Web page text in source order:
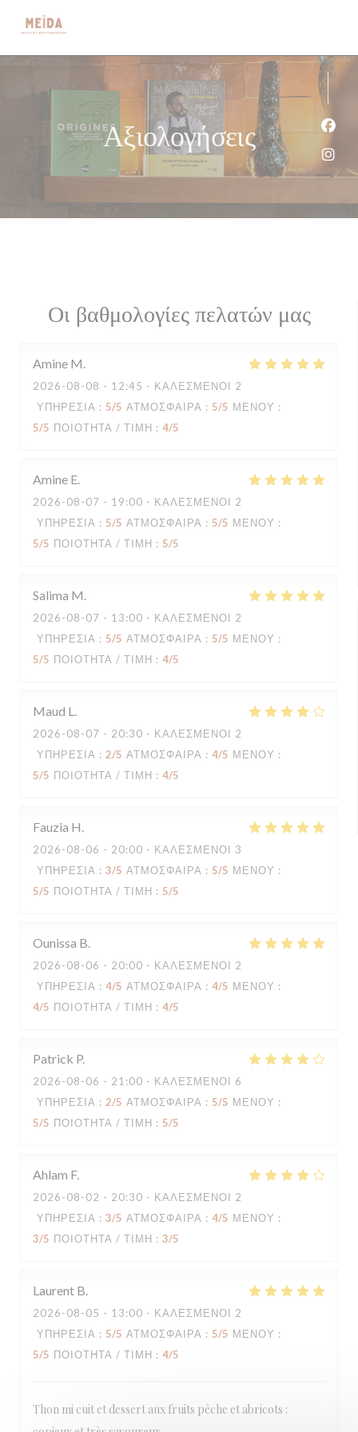
Αξιολογήσεις
Οι βαθμολογίες πελατών μας
Amine M
2026-08-08 - 12:45 - ΚΑΛΕΣΜΈΝΟΙ 2
ΥΠΗΡΕΣΊΑ : 5/5 ΑΤΜΌΣΦΑΙΡΑ : 5/5 ΜΕΝΟΎ :
5/5 ΠΟΙΌΤΗΤΑ / ΤΙΜΉ : 4/5
Amine E
2026-08-07 - 19:00 - ΚΑΛΕΣΜΈΝΟΙ 2
ΥΠΗΡΕΣΊΑ : 5/5 ΑΤΜΌΣΦΑΙΡΑ : 5/5 ΜΕΝΟΎ :
5/5 ΠΟΙΌΤΗΤΑ / ΤΙΜΉ : 5/5
Salima M
2026-08-07 - 13:00 - ΚΑΛΕΣΜΈΝΟΙ 2
ΥΠΗΡΕΣΊΑ : 5/5 ΑΤΜΌΣΦΑΙΡΑ : 5/5 ΜΕΝΟΎ :
5/5 ΠΟΙΌΤΗΤΑ / ΤΙΜΉ : 4/5
Maud L
2026-08-07 - 20:30 - ΚΑΛΕΣΜΈΝΟΙ 2
ΥΠΗΡΕΣΊΑ : 2/5 ΑΤΜΌΣΦΑΙΡΑ : 4/5 ΜΕΝΟΎ :
5/5 ΠΟΙΌΤΗΤΑ / ΤΙΜΉ : 4/5
Fauzia H
2026-08-06 - 20:00 - ΚΑΛΕΣΜΈΝΟΙ 3
ΥΠΗΡΕΣΊΑ : 3/5 ΑΤΜΌΣΦΑΙΡΑ : 5/5 ΜΕΝΟΎ :
5/5 ΠΟΙΌΤΗΤΑ / ΤΙΜΉ : 5/5
Ounissa B
2026-08-06 - 20:00 - ΚΑΛΕΣΜΈΝΟΙ 2
ΥΠΗΡΕΣΊΑ : 4/5 ΑΤΜΌΣΦΑΙΡΑ : 4/5 ΜΕΝΟΎ :
4/5 ΠΟΙΌΤΗΤΑ / ΤΙΜΉ : 4/5
Patrick P
2026-08-06 - 21:00 - ΚΑΛΕΣΜΈΝΟΙ 6
ΥΠΗΡΕΣΊΑ : 2/5 ΑΤΜΌΣΦΑΙΡΑ : 5/5 ΜΕΝΟΎ :
5/5 ΠΟΙΌΤΗΤΑ / ΤΙΜΉ : 5/5
Ahlam F
2026-08-02 - 20:30 - ΚΑΛΕΣΜΈΝΟΙ 2
ΥΠΗΡΕΣΊΑ : 3/5 ΑΤΜΌΣΦΑΙΡΑ : 4/5 ΜΕΝΟΎ :
3/5 ΠΟΙΌΤΗΤΑ / ΤΙΜΉ : 3/5
Laurent B
2026-08-05 - 13:00 - ΚΑΛΕΣΜΈΝΟΙ 2
ΥΠΗΡΕΣΊΑ : 5/5 ΑΤΜΌΣΦΑΙΡΑ : 5/5 ΜΕΝΟΎ :
5/5 ΠΟΙΌΤΗΤΑ / ΤΙΜΉ : 4/5
Thon mi cuit et dessert aux fruits pêche et abricots :